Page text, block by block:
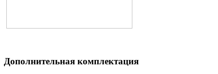
Дополнительная комплектация